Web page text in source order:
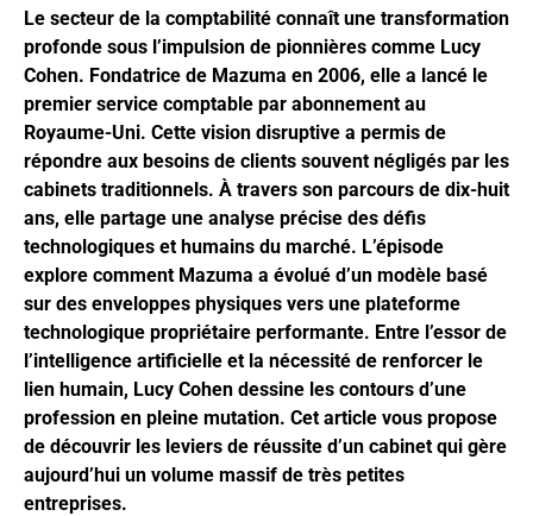
Le secteur de la comptabilité connaît une transformation
profonde sous l’impulsion de pionnières comme Lucy
Cohen. Fondatrice de Mazuma en 2006, elle a lancé le
premier service comptable par abonnement au
Royaume-Uni. Cette vision disruptive a permis de
répondre aux besoins de clients souvent négligés par les
cabinets traditionnels. À travers son parcours de dix-huit
ans, elle partage une analyse précise des défis
technologiques et humains du marché. L’épisode
explore comment Mazuma a évolué d’un modèle basé
sur des enveloppes physiques vers une plateforme
technologique propriétaire performante. Entre l’essor de
l’intelligence artificielle et la nécessité de renforcer le
lien humain, Lucy Cohen dessine les contours d’une
profession en pleine mutation. Cet article vous propose
de découvrir les leviers de réussite d’un cabinet qui gère
aujourd’hui un volume massif de très petites
entreprises.